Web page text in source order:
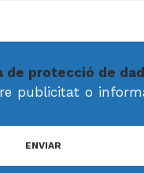
de protecció de
publicitat o